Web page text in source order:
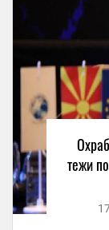
тежи